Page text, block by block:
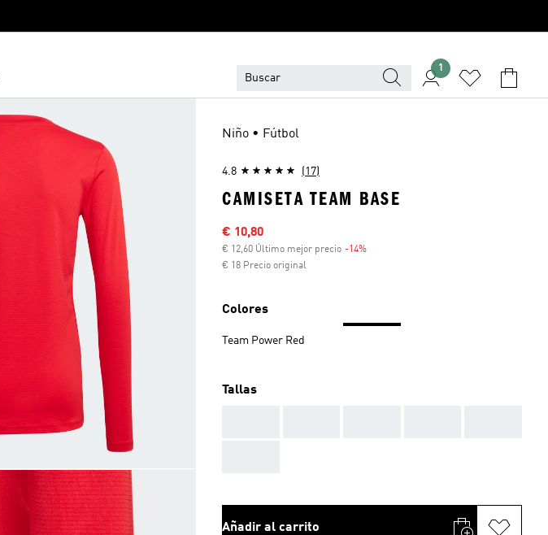
1
Niño • Fútbol
4.8 (17)
CAMISETA TEAM BASE
Precio rebajado
€ 10,80
€ 12,60 Último mejor precio -14%
€ 18 Precio original
Colores
Team Power Red
Tallas
Añadir al carrito